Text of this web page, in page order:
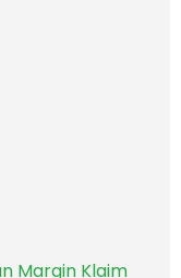
Margin Klaim